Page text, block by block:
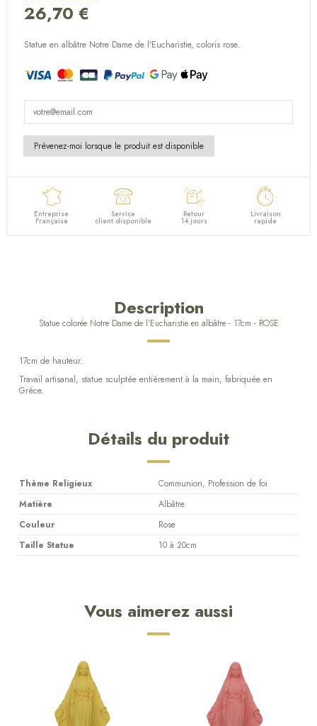
26,70 €
Statue en albâtre Notre Dame de l'Eucharistie, coloris rose.
Entreprise
Française
Service
client disponible
Retour
14 jours
Livraison
rapide
Description
Statue colorée Notre Dame de l'Eucharistie en albâtre - 17cm - ROSE
17cm de hauteur.
Travail artisanal, statue sculptée entièrement à la main, fabriquée en
Grèce.
Détails du produit
Thème Religieux
Communion, Profession de foi
Matière
Albâtre
Couleur
Rose
Taille Statue
10 à 20cm
Vous aimerez aussi